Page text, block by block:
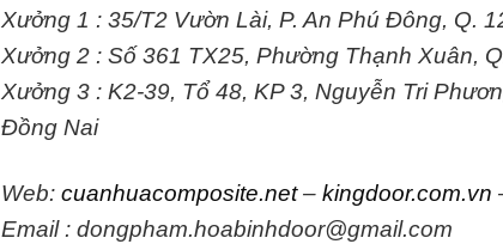
Xưởng 1 :35/T2 Vườn Lài, P. An Phú Đông, Q.
Xưởng 2 :Số 361 TX25, Phường Thạnh Xuân,
Xưởng 3 :K2-39, Tổ 48, KP 3, Nguyễn Tri
Đồng Nai
Web: cuanhuacomposite.net– kingdoor.com.vn
Email : dongpham.hoabinhdoor@gmail.com